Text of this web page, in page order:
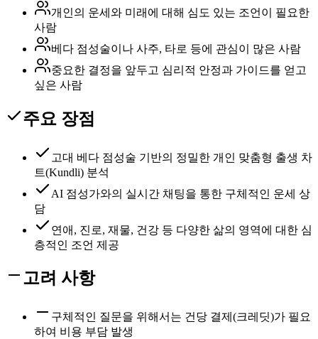
개인의 운세와 미래에 대해 심도 있는 조언이 필요한
사람
베다 점성술이나 사주, 타로 등에 관심이 많은 사람
중요한 결정을 앞두고 심리적 안정과 가이드를 얻고
싶은 사람
주요 장점
고대 베다 점성술 기반의 정밀한 개인 맞춤형 출생 차
트(Kundli) 분석
AI 점성가와의 실시간 채팅을 통한 구체적인 운세 상
담
연애, 진로, 재물, 건강 등 다양한 삶의 영역에 대한 심
층적인 조언 제공
고려 사항
구체적인 질문을 위해서는 건당 결제(크레딧)가 필요
하여 비용 부담 발생